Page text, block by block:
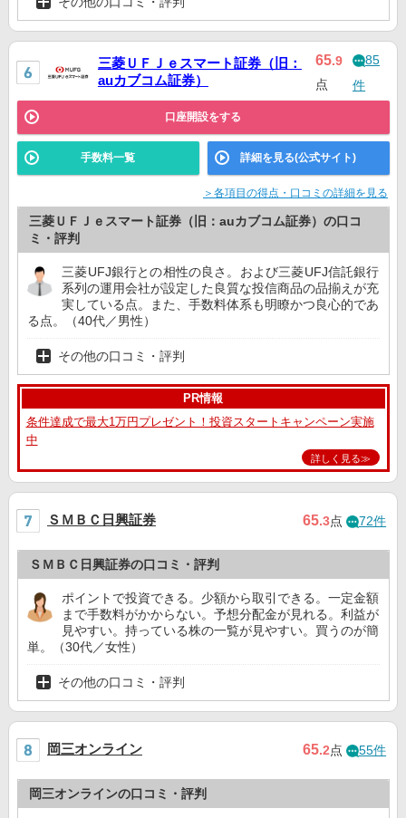
三菱ＵＦＪｅスマート証券（旧：
auカブコム証券）
65.9
点
85
件
口座開設をする
手数料一覧 詳細を見る(公式サイト)
＞各項目の得点・口コミの詳細を見る
三菱ＵＦＪｅスマート証券（旧：auカブコム証券）の口コ
ミ・評判
三菱UFJ銀行との相性の良さ。および三菱UFJ信託銀行
系列の運用会社が設定した良質な投信商品の品揃えが充
実している点。また、手数料体系も明瞭かつ良心的であ
る点。（40代／男性）
その他の口コミ・評判
PR情報
条件達成で最大1万円プレゼント！投資スタートキャンペーン実施
中
詳しく見る≫
ＳＭＢＣ日興証券 65.3点 72件
ＳＭＢＣ日興証券の口コミ・評判
ポイントで投資できる。少額から取引できる。一定金額
まで手数料がかからない。予想分配金が見れる。利益が
見やすい。持っている株の一覧が見やすい。買うのが簡
単。（30代／女性）
その他の口コミ・評判
岡三オンライン 65.2点 55件
岡三オンラインの口コミ・評判